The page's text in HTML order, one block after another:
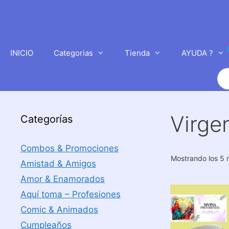
INICIO Categorias Tienda AYUDA ?
de
Mostrando los 5
Categorías
Combos & Promociones
Amistad & Amigos
Amor & Enamorados
Aquí toma – Profesiones
Comic & Animados
Cumpleaños